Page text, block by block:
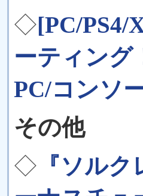
◇[PC/PS4/
ーティング
PC/コンソ
その他
◇ 『ソル